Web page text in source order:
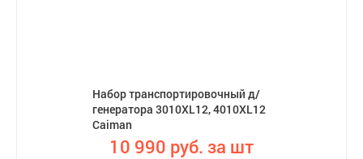
Набор транспортировочный д/
генератора 3010XL12, 4010XL12
Caiman
10 990 руб. за шт